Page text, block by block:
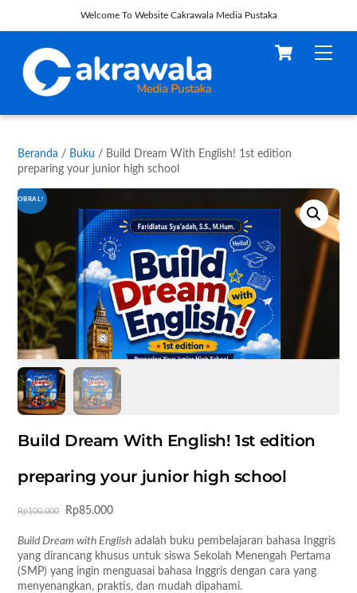
Welcome To Website Cakrawala Media Pustaka
content
Cart
Beranda / Buku / Build Dream With English! 1st edition
preparing your junior high school
OBRAL!
Build Dream With English! 1st edition
preparing your junior high school
Rp100.000
Harga
adalah:
Rp100.000.
Rp85.000Harga
ini
adalah:
Rp85.000.
Build Dream with English adalah buku pembelajaran bahasa Inggris
yang dirancang khusus untuk siswa Sekolah Menengah Pertama
(SMP) yang ingin menguasai bahasa Inggris dengan cara yang
menyenangkan, praktis, dan mudah dipahami.